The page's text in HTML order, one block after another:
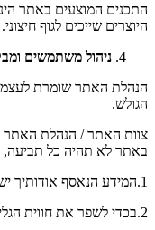
התכנים המוצעים באתר
היוצרים שייכים לגוף
ניהול משתמשים
הגולש.
צוות האתר / הנהלת האתר
באתר לא תהיה כל תביעה,
1.המידע הנאסף אודותיך ישמש את המפעיל, בין היתר:
2.בכדי לשפר את חווית הגלישה של משתמשיה, את הפרסומות שיוצגו באתר ובפלטפורמות אחרות, וכן מבצעים, הצעות והטבות, לרבות מיקוד אלה להעדפותיך;